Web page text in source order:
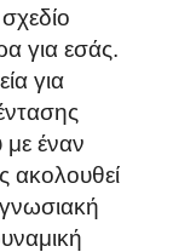
για εσάς.
για
με έναν
ακολουθεί